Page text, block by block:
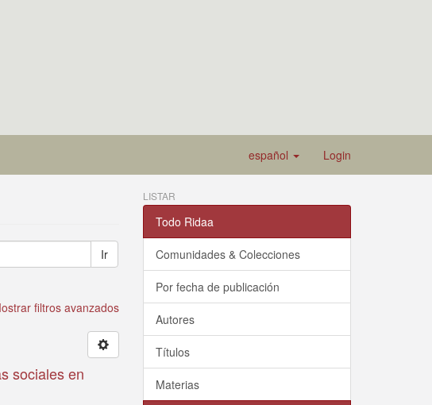
español Login
Ir
filtros avanzados
sociales en
LISTAR
Todo Ridaa
Comunidades & Colecciones
Por fecha de publicación
Autores
Títulos
Materias